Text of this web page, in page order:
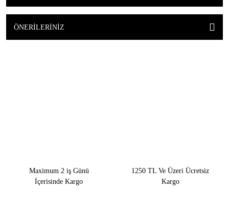
ÖNERILERINIZ
Maximum 2 iş Günü
İçerisinde Kargo
1250 TL Ve Üzeri Ücretsiz
Kargo